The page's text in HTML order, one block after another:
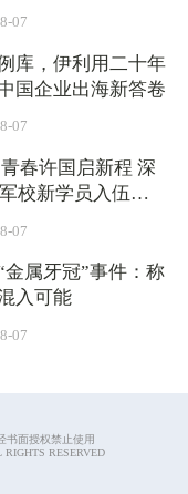
07
库，伊利用二十年
国企业出海新答卷
07
春许国启新程 深
校新学员入伍
07
属牙冠”事件：称
入可能
07
书面授权禁止使用
RESERVED